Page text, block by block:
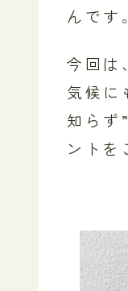
んです
今回は
気候に
知らず
ントを